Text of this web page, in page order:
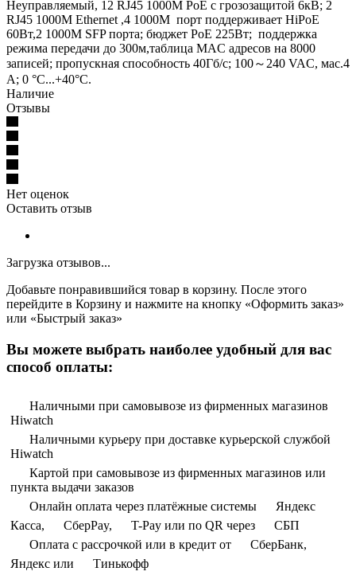
Неуправляемый, 12 RJ45 1000M PoE с грозозащитой 6кВ; 2
RJ45 1000M Ethernet ,4 1000M порт поддерживает HiPoE
60Вт,2 1000М SFP порта; бюджет PoE 225Вт; поддержка
режима передачи до 300м,таблица MAC адресов на 8000
записей; пропускная способность 40Гб/с; 100～240 VAC, мас.4
A; 0 °C...+40°C.
Наличие
Отзывы
Нет оценок
Оставить отзыв
Загрузка отзывов...
Добавьте понравившийся товар в корзину. После этого
перейдите в Корзину и нажмите на кнопку «Оформить заказ»
или «Быстрый заказ»
Вы можете выбрать наиболее удобный для вас
способ оплаты:
Наличными при самовывозе из фирменных магазинов
Hiwatch
Наличными курьеру при доставке курьерской службой
Hiwatch
Картой при самовывозе из фирменных магазинов или
пункта выдачи заказов
Онлайн оплата через платёжные системы
Яндекс
Касса,
СберPay, T-Pay или по QR через
СБП
Оплата с рассрочкой или в кредит от
СберБанк,
Яндекс или
Тинькофф